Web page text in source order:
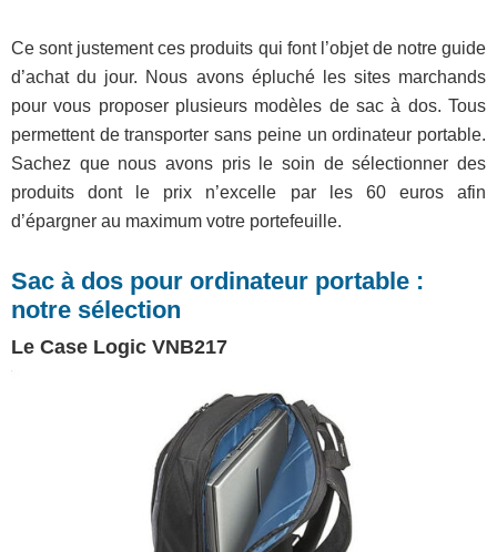
Ce sont justement ces produits qui font l’objet de notre guide
d’achat du jour. Nous avons épluché les sites marchands
pour vous proposer plusieurs modèles de sac à dos. Tous
permettent de transporter sans peine un ordinateur portable.
Sachez que nous avons pris le soin de sélectionner des
produits dont le prix n’excelle par les 60 euros afin
d’épargner au maximum votre portefeuille.
Sac à dos pour ordinateur portable :
notre sélection
Le Case Logic VNB217